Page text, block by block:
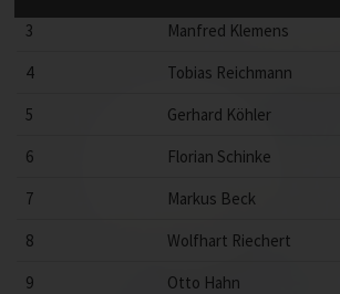
3
Manfred Klemens
4
Tobias Reichmann
5
Gerhard Köhler
6
Florian Schinke
7
Markus Beck
8
Wolfhart Riechert
9
Otto Hahn